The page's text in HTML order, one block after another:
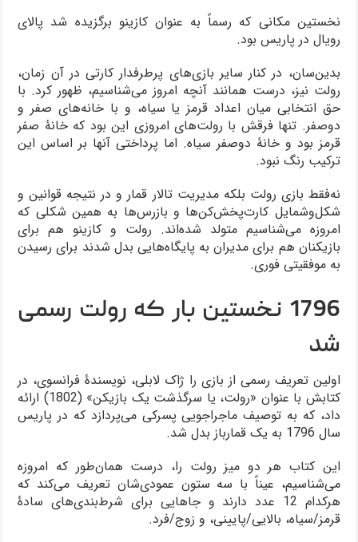
نخستین مکانی که رسماً به عنوان کازینو برگزیده شد پالای
رویال در پاریس بود.
بدین‌سان، در کنار سایر بازی‌های پرطرفدار کارتی در آن زمان،
رولت نیز، درست همانند آنچه امروز می‌شناسیم، ظهور کرد. با
حق انتخابی میان اعداد قرمز یا سیاه، و با خانه‌های صفر و
دوصفر. تنها فرقش با رولت‌های امروزی این بود که خانۀ صفر
قرمز بود و خانۀ دوصفر سیاه. اما پرداختی آنها بر اساس این
ترکیب رنگ نبود.
نه‌فقط بازی رولت بلکه مدیریت تالار قمار و در نتیجه قوانین و
شکل‌وشمایل کارت‌پخش‌کن‌ها و بازرس‌ها به همین شکلی که
امروزه می‌شناسیم متولد شده‌اند. رولت و کازینو هم برای
بازیکنان هم برای مدیران به پایگاه‌هایی بدل شدند برای رسیدن
به موفقیتی فوری.
1796 نخستین بار که رولت رسمی
شد
اولین تعریف رسمی از بازی را ژاک لابلی، نویسندۀ فرانسوی، در
کتابش با عنوان «رولت، یا سرگذشت یک بازیکن» (1802) ارائه
داد، که به توصیف ماجراجویی پسرکی می‌پردازد که در پاریس
سال 1796 به یک قمارباز بدل شد.
این کتاب هر دو میز رولت را، درست همان‌طور که امروزه
می‌شناسیم، عیناً با سه ستون عمودی‌شان تعریف می‌کند که
هرکدام 12 عدد دارند و جاهایی برای شرط‌بندی‌های سادۀ
قرمز/سیاه، بالایی/پایینی، و زوج/فرد.